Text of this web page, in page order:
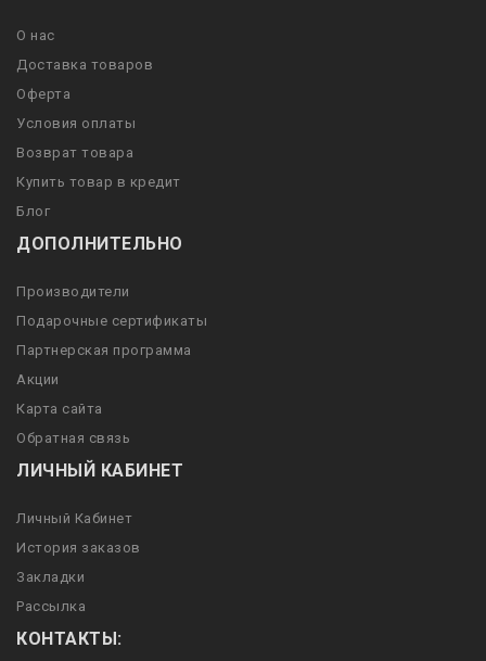
О нас
Доставка товаров
Оферта
Условия оплаты
Возврат товара
Купить товар в кредит
Блог
ДОПОЛНИТЕЛЬНО
Производители
Подарочные сертификаты
Партнерская программа
Акции
Карта сайта
Обратная связь
ЛИЧНЫЙ КАБИНЕТ
Личный Кабинет
История заказов
Закладки
Рассылка
КОНТАКТЫ: